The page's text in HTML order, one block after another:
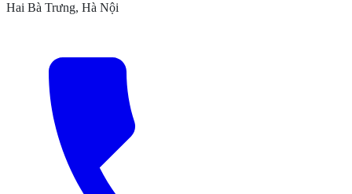
Hai Bà Trưng, Hà Nội